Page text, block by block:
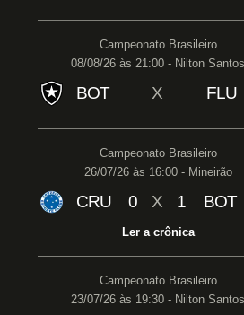
Campeonato Brasileiro
08/08/26 às 21:00 - Nilton Santos
BOT X FLU
Campeonato Brasileiro
26/07/26 às 16:00 - Mineirão
CRU 0 X 1 BOT
Ler a crônica
Campeonato Brasileiro
23/07/26 às 19:30 - Nilton Santos